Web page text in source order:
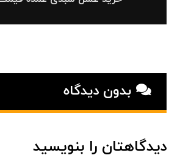
بدون دیدگاه
دیدگاهتان را بنویسید